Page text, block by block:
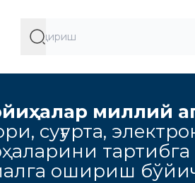
миллий
суғурта,
ошириш